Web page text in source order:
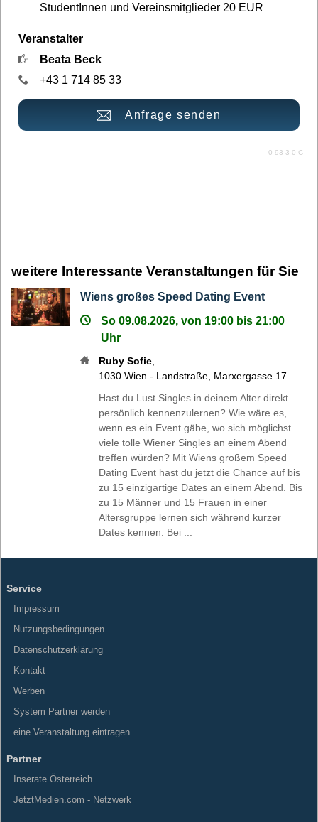
StudentInnen und Vereinsmitglieder 20 EUR
Veranstalter
Beata Beck
+43 1 714 85 33
Anfrage senden
0-93-3-0-C
weitere Interessante Veranstaltungen für Sie
Wiens großes Speed Dating Event
So 09.08.2026, von 19:00 bis 21:00
Uhr
Ruby Sofie
1030 Wien - Landstraße Marxergasse 17
Hast du Lust Singles in deinem Alter direkt
persönlich kennenzulernen? Wie wäre es,
wenn es ein Event gäbe, wo sich möglichst
viele tolle Wiener Singles an einem Abend
treffen würden? Mit Wiens großem Speed
Dating Event hast du jetzt die Chance auf bis
zu 15 einzigartige Dates an einem Abend. Bis
zu 15 Männer und 15 Frauen in einer
Altersgruppe lernen sich während kurzer
Dates kennen. Bei ...
Service
Impressum
Nutzungsbedingungen
Datenschutzerklärung
Kontakt
Werben
System Partner werden
eine Veranstaltung eintragen
Partner
Inserate Österreich
JetztMedien.com - Netzwerk